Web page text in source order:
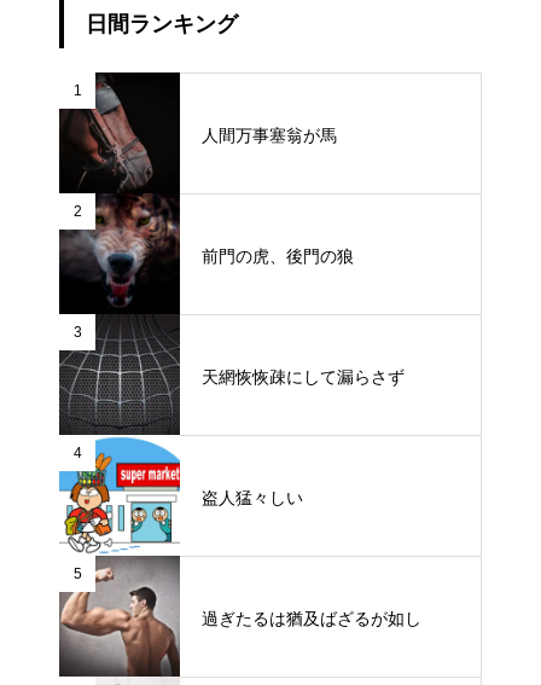
日間ランキング
1
人間万事塞翁が馬
2
前門の虎、後門の狼
3
天網恢恢疎にして漏らさず
4
盗人猛々しい
5
過ぎたるは猶及ばざるが如し